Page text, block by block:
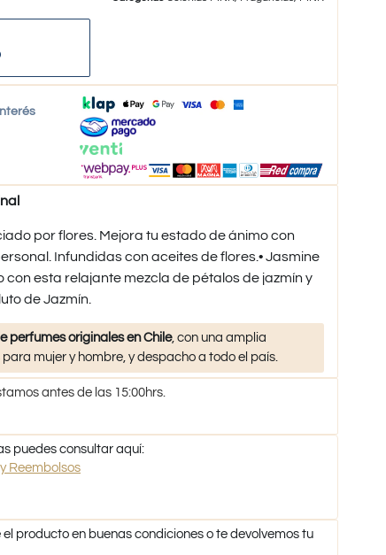
por flores. Mejora tu estado de ánimo con
Infundidas con aceites de flores.• Jasmine
esta relajante mezcla de pétalos de jazmín y
de Jazmín.
perfumes originales en Chile, con una amplia
mujer y hombre, y despacho a todo el país.
antes de las 15:00hrs.
puedes consultar aquí:
Reembolsos
el producto en buenas condiciones o te devolvemos tu